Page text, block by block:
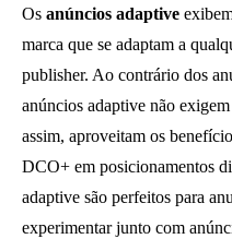
Os anúncios adaptive
marca que se adaptam a
publisher. Ao contrário dos
anúncios adaptive não
assim, aproveitam os
DCO+ em posicionamentos
adaptive são perfeitos para
experimentar junto com